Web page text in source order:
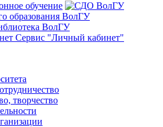
обучение
образования ВолГУ
ВолГУ
Сервис "Личный кабинет"
творчество